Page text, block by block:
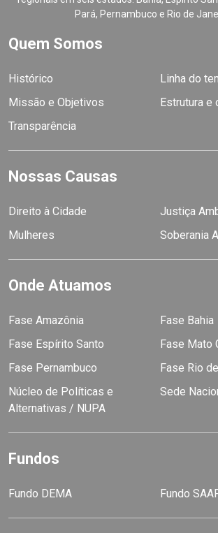
Pará, Pernambuco e Rio de
Quem Somos
Histórico
Linha do
Missão e Objetivos
Estrutura e
Transparência
Nossas Causas
Direito à Cidade
Justiça
Mulheres
Soberania
Onde Atuamos
Fase Amazônia
Fase Bahia
Fase Espírito Santo
Fase Mato
Fase Pernambuco
Fase Rio
Núcleo de Políticas e
Alternativas / NUPA
Sede
Fundos
Fundo DEMA Fundo